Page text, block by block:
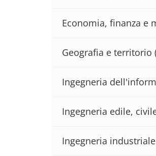
Economia, finanza e
Geografia e territorio
Ingegneria
Ingegneria edile,
Ingegneria industriale